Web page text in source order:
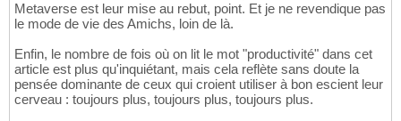
Metaverse est leur mise au rebut, point. Et je ne revendique pas
le mode de vie des Amichs, loin de là.
Enfin, le nombre de fois où on lit le mot "productivité" dans cet
article est plus qu'inquiétant, mais cela reflète sans doute la
pensée dominante de ceux qui croient utiliser à bon escient leur
cerveau : toujours plus, toujours plus, toujours plus.